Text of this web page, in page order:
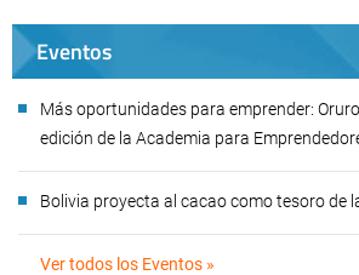
Eventos
Más oportunidades para emprender:
edición de la Academia para
Bolivia proyecta al cacao como tesoro de
Ver todos los Eventos »